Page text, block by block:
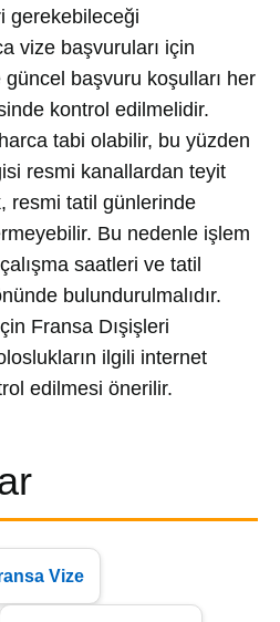
gerekebileceği
vize başvuruları için
başvuru koşulları her
kontrol edilmelidir.
tabi olabilir, bu yüzden
resmi kanallardan teyit
resmi tatil günlerinde
Bu nedenle işlem
saatleri ve tatil
bulundurulmalıdır.
Fransa Dışişleri
ilgili internet
edilmesi önerilir.
Vize